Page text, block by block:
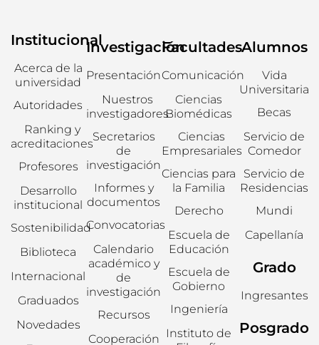
Institucional
Acerca de la
universidad
Autoridades
Ranking y
acreditaciones
Profesores
Desarrollo
institucional
Sostenibilidad
Biblioteca
Internacional
Graduados
Novedades
Investigación
Presentación
Nuestros
investigadores
Secretarios
de
investigación
Informes y
documentos
Convocatorias
Calendario
académico y
de
investigación
Recursos
Cooperación
Facultades
Comunicación
Ciencias
Biomédicas
Ciencias
Empresariales
Ciencias para
la Familia
Derecho
Escuela de
Educación
Escuela de
Gobierno
Ingeniería
Instituto de
Alumnos
Vida
Universitaria
Becas
Servicio de
Comedor
Servicio de
Residencias
Mundi
Capellanía
Grado
Ingresantes
Posgrado